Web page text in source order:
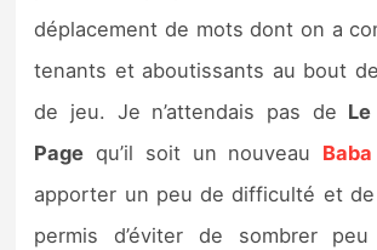
déplacement de mots dont on a
tenants et aboutissants au bout
de jeu. Je n’attendais pas de
Page qu’il soit un nouveau
apporter un peu de difficulté et
permis d’éviter de sombrer